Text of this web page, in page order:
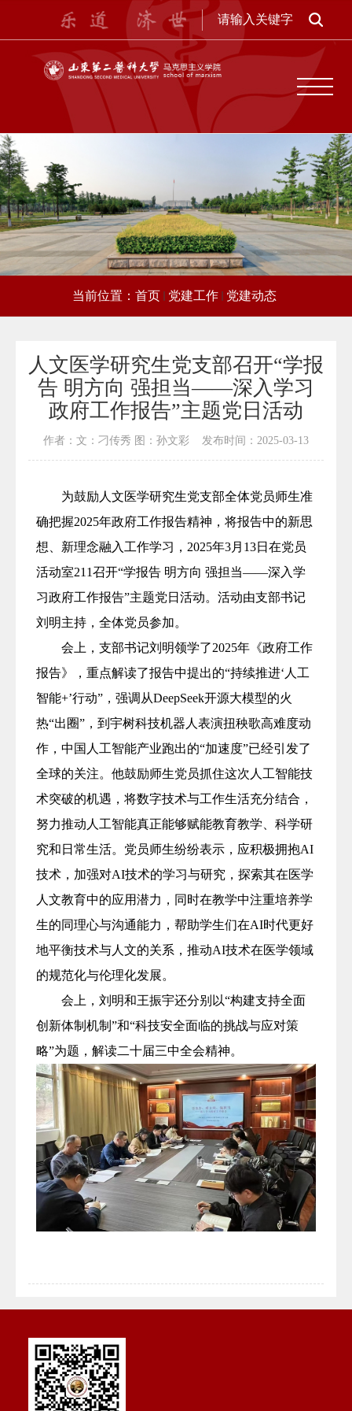
当前位置： 首页 党建工作 党建动态
人文医学研究生党支部召开“学报
告 明方向 强担当——深入学习
政府工作报告”主题党日活动
作者：文：刁传秀 图：孙文彩 发布时间：2025-03-13
为鼓励人文医学研究生党支部全体党员师生准
确把握2025年政府工作报告精神，将报告中的新思
想、新理念融入工作学习， 2025年3月 13日在党员
活动室211召开“学报告 明方向 强担当——深入学
习政府工作报告”主题党日活动。活动由支部书记
刘明主持，全体党员参加。
会上，支部书记刘明领学了2025年《政府工作
报告》，重点解读了报告中提出的“持续推进‘人工
智能+’行动”，强调从DeepSeek开源大模型的火
热“出圈”，到宇树科技机器人表演扭秧歌高难度动
作，中国人工智能产业跑出的“加速度”已经引发了
全球的关注。他鼓励师生党员抓住这次人工智能技
术突破的机遇，将数字技术与工作生活充分结合，
努力推动人工智能真正能够赋能教育教学、科学研
究和日常生活。党员师生纷纷表示，应积极拥抱AI
技术，加强对AI技术的学习与研究，探索其在医学
人文教育中的应用潜力，同时在教学中注重培养学
生的同理心与沟通能力，帮助学生们在AI时代更好
地平衡技术与人文的关系，推动AI技术在医学领域
的规范化与伦理化发展。
会上，刘明和王振宇还分别以“构建支持全面
创新体制机制”和“科技安全面临的挑战与应对策
略”为题，解读二十届三中全会精神。